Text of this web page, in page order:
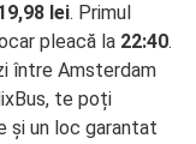
lei. Primul
pleacă la 22:40.
între Amsterdam
te poți
și un loc garantat